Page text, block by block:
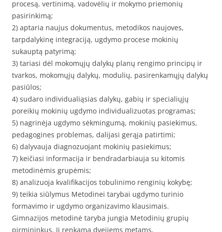
procesą, vertinimą, vadovėlių ir mokymo priemonių
pasirinkimą;
2) aptaria naujus dokumentus, metodikos naujoves,
tarpdalykinę integraciją, ugdymo procese mokinių
sukauptą patyrimą;
3) tariasi dėl mokomųjų dalykų planų rengimo principų ir
tvarkos, mokomųjų dalykų, modulių, pasirenkamųjų dalykų
pasiūlos;
4) sudaro individualiąsias dalykų, gabių ir specialiųjų
poreikių mokinių ugdymo individualizuotas programas;
5) nagrinėja ugdymo sėkmingumą, mokinių pasiekimus,
pedagogines problemas, dalijasi gerąja patirtimi;
6) dalyvauja diagnozuojant mokinių pasiekimus;
7) keičiasi informacija ir bendradarbiauja su kitomis
metodinėmis grupėmis;
8) analizuoja kvalifikacijos tobulinimo renginių kokybę;
9) teikia siūlymus Metodinei tarybai ugdymo turinio
formavimo ir ugdymo organizavimo klausimais.
Gimnazijos metodinė taryba jungia Metodinių grupių
pirmininkus. Ji renkama dvejiems metams.